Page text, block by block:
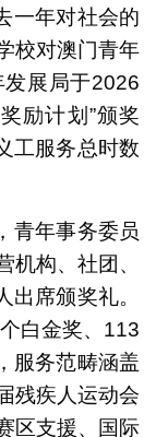
一年对社会的
校对澳门青年
展局于2026
励计划”颁奖
工服务总时数
青年事务委员
机构、社团、
席颁奖礼。
白金奖、113
服务范畴涵盖
残疾人运动会
区支援、国际